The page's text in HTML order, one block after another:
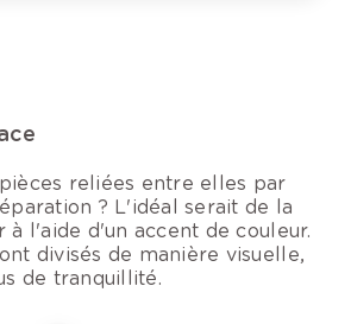
reliées entre elles par
? L'idéal serait de la
à l'aide d'un accent de couleur.
divisés de manière visuelle,
de tranquillité.